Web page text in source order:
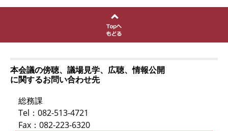
本会議の傍聴、議場見学、広聴、情報公開
に関するお問い合わせ先
総務課
Tel：082-513-4721
Fax：082-223-6320